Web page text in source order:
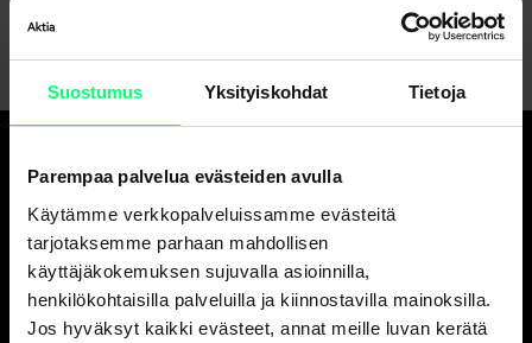
Suostumus Yksityiskohdat Tietoja
Parempaa palvelua evästeiden avulla
Käytämme verkkopalveluissamme evästeitä
tarjotaksemme parhaan mahdollisen
käyttäjäkokemuksen sujuvalla asioinnilla,
henkilökohtaisilla palveluilla ja kiinnostavilla mainoksilla.
Jos hyväksyt kaikki evästeet, annat meille luvan kerätä
Hyvä pankki.
Ja erinomainen
varainhoitaja.